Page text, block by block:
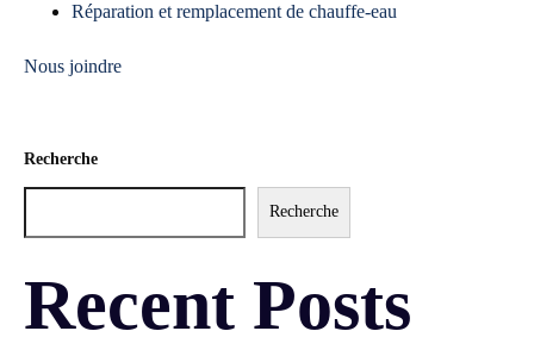
Réparation et remplacement de chauffe-eau
Nous joindre
Recherche
Recherche
Recent Posts